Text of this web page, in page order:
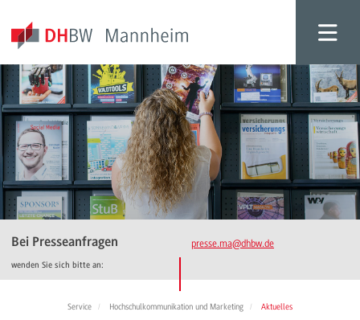
Bei Presseanfragen
wenden Sie sich bitte an:
presse.ma@dhbw.de
Service Hochschulkommunikation und Marketing Aktuelles